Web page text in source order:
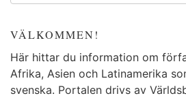
VÄLKOMMEN!
Här hittar du information om
Afrika, Asien och Latinamerika
svenska. Portalen drivs av